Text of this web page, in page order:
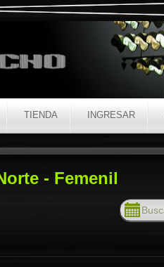
TIENDA INGRESAR
- Femenil